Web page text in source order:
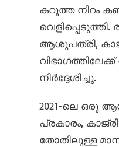
കറുത്ത നിറം
വെളിപ്പെടുത്തി.
ആശുപത്രി,
നിർദ്ദേശിച്ചു.
2021-ലെ ഒരു
പ്രകാരം,
തോതിലുള്ള